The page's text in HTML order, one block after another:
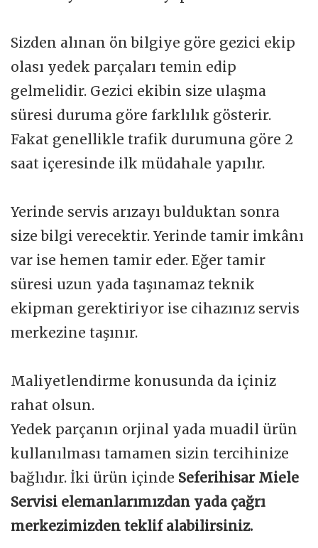
Sizden alınan ön bilgiye göre gezici ekip
olası yedek parçaları temin edip
gelmelidir. Gezici ekibin size ulaşma
süresi duruma göre farklılık gösterir.
Fakat genellikle trafik durumuna göre 2
saat içeresinde ilk müdahale yapılır.
Yerinde servis arızayı bulduktan sonra
size bilgi verecektir. Yerinde tamir imkânı
var ise hemen tamir eder. Eğer tamir
süresi uzun yada taşınamaz teknik
ekipman gerektiriyor ise cihazınız servis
merkezine taşınır.
Maliyetlendirme konusunda da içiniz
rahat olsun.
Yedek parçanın orjinal yada muadil ürün
kullanılması tamamen sizin tercihinize
bağlıdır. İki ürün içinde Seferihisar Miele
Servisi elemanlarımızdan yada çağrı
merkezimizden teklif alabilirsiniz.